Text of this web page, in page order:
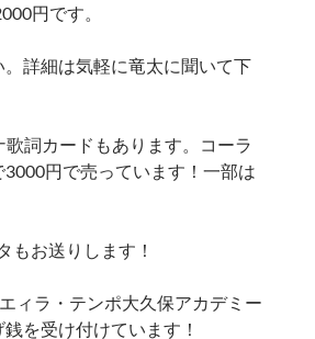
円です。
詳細は気軽に竜太に聞いて下
詞カードもあります。コーラ
円で売っています！一部は
もお送りします！
ィラ・テンポ大久保アカデミー
を受け付けています！